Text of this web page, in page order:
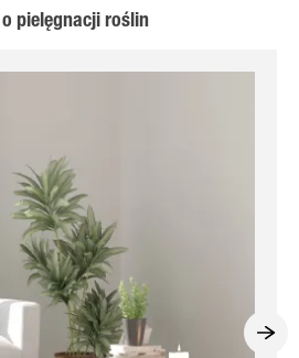
pielęgnacji roślin